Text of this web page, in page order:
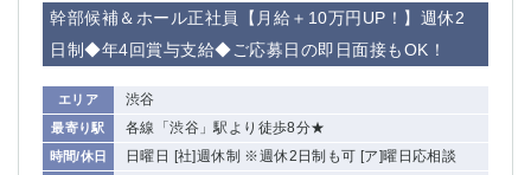
幹部候補＆ホール正社員【月給＋10万円UP！】週休2
日制◆年4回賞与支給◆ご応募日の即日面接もOK！
エリア 渋谷
最寄り駅 各線「渋谷」駅より徒歩8分★
時間/休日 日曜日 [社]週休制 ※週休2日制も可 [ア]曜日応相談
西船橋
佐倉
柏（西口）
木更津
柏（東口）
下総中山
茂原
八千代台
本八幡
東金
浦安